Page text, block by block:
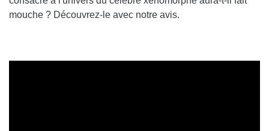
mouche ? Découvrez-le avec notre avis.